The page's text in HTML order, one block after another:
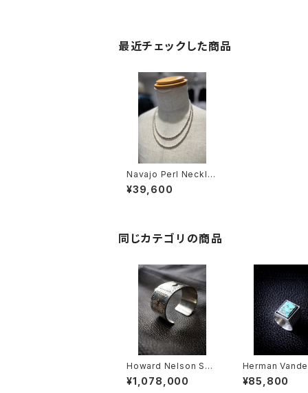
最近チェックした商品
Navajo Perl Neckla
ce 4mm丸玉 51cm
¥39,600
同じカテゴリの商品
Howard Nelson Sun
burst Bangle (特)
¥1,078,000
Herman
INGMAN
Ring
¥85,800